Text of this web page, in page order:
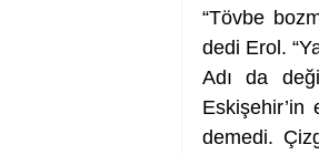
“Tövbe
dedi Erol.
Adı da
Eskişehir’in
demedi.